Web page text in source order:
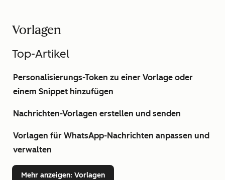
Vorlagen
Top-Artikel
Personalisierungs-Token zu einer Vorlage oder
einem Snippet hinzufügen
Nachrichten-Vorlagen erstellen und senden
Vorlagen für WhatsApp-Nachrichten anpassen und
verwalten
Mehr anzeigen: Vorlagen